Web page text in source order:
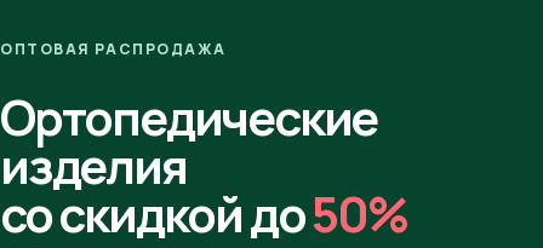
ОПТОВАЯ РАСПРОДАЖА
Ортопедические
изделия
со скидкой до50%